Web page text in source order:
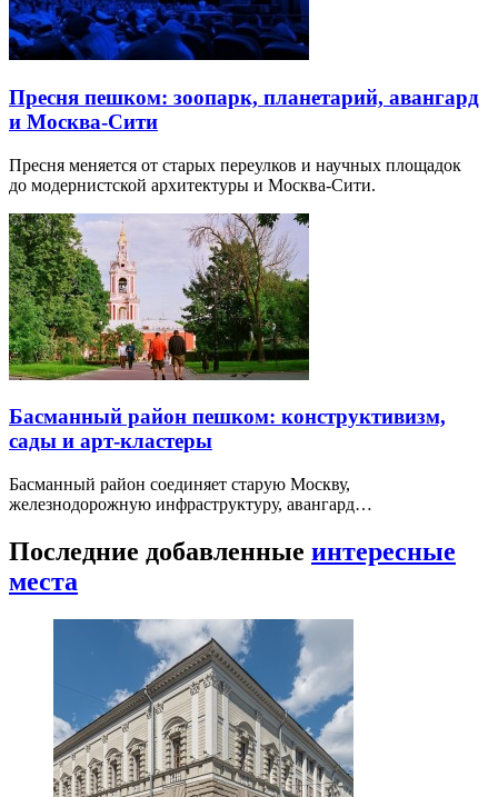
Пресня пешком: зоопарк, планетарий, авангард
и Москва-Сити
Пресня меняется от старых переулков и научных площадок
до модернистской архитектуры и Москва-Сити.
Басманный район пешком: конструктивизм,
сады и арт-кластеры
Басманный район соединяет старую Москву,
железнодорожную инфраструктуру, авангард…
Последние добавленные интересные
места